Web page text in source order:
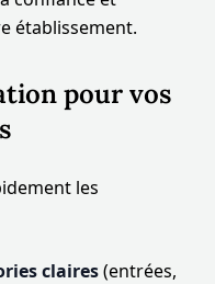
établissement.
pour vos
les
claires(entrées,